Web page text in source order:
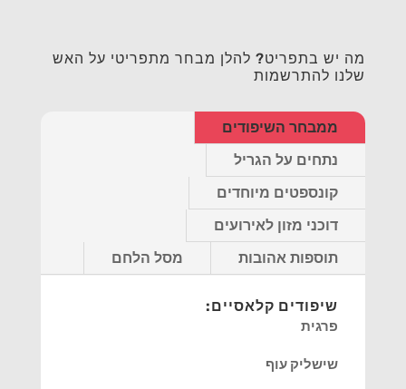
מה יש בתפריט? להלן מבחר מתפריטי על האש
שלנו להתרשמות
ממבחר השיפודים
נתחים על הגריל
קונספטים מיוחדים
דוכני מזון לאירועים
תוספות אהובות
מסל הלחם
שיפודים קלאסיים:
פרגית
שישליק עוף